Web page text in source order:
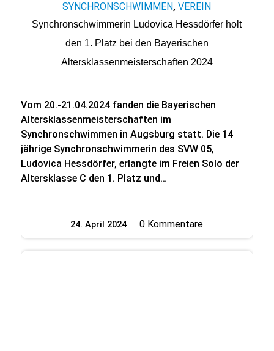
SYNCHRONSCHWIMMEN,VEREIN
Synchronschwimmerin Ludovica Hessdörfer holt
den 1. Platz bei den Bayerischen
Altersklassenmeisterschaften 2024
Vom 20.-21.04.2024 fanden die Bayerischen
Altersklassenmeisterschaften im
Synchronschwimmen in Augsburg statt. Die 14
jährige Synchronschwimmerin des SVW 05,
Ludovica Hessdörfer, erlangte im Freien Solo der
Altersklasse C den 1. Platz und…
24. April 2024
/ 0 Kommentare